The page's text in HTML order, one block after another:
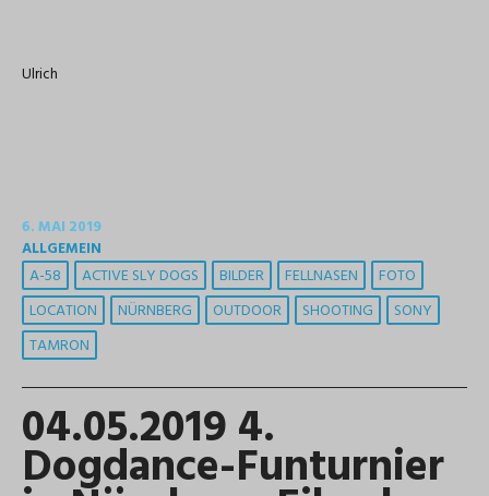
Ulrich
6. MAI 2019
ALLGEMEIN
A-58 ACTIVE SLY DOGS BILDER FELLNASEN
FOTO
LOCATION
NÜRNBERG OUTDOOR SHOOTING
SONY
TAMRON
04.05.2019 4.
Dogdance-Funturnier